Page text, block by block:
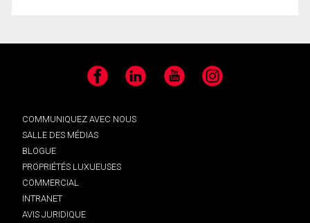
Facebook LinkedIn YouTube Instagram
COMMUNIQUEZ AVEC NOUS
SALLE DES MÉDIAS
BLOGUE
PROPRIÉTÉS LUXUEUSES
COMMERCIAL
INTRANET
AVIS JURIDIQUE